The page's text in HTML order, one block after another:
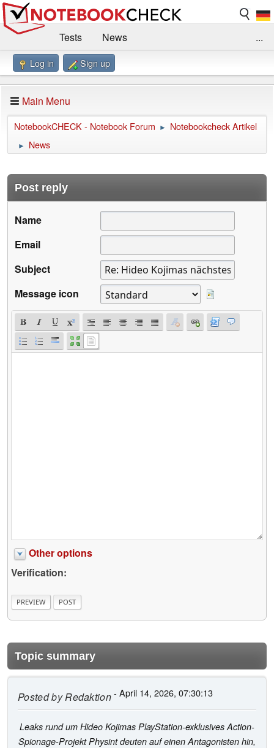
Tests
News
Benchmarks / Technik
Forum
Impressum
...
Log in Sign up
Main Menu
NotebookCHECK - Notebook Forum ► Notebookcheck Artikel
► News
Post reply
Name
Email
Subject
Message icon
Other options
Verification:
Topic summary
Posted byRedaktion- April 14, 2026, 07:30:13
Leaks rund um Hideo Kojimas PlayStation-exklusives Action-
Spionage-Projekt Physint deuten auf einen Antagonisten hin,